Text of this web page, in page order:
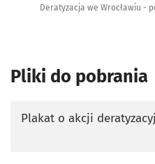
Deratyzacja we Wrocławiu -
Pliki do pobrania
Plakat o akcji